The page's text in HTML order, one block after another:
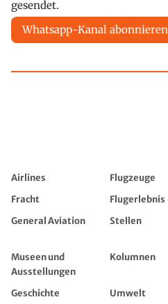
gesendet.
Whatsapp-Kanal abonnieren
Airlines Flugzeuge
Fracht
Flugerlebnis
General Aviation
Stellen
Museen und
Ausstellungen
Kolumnen
Geschichte Umwelt